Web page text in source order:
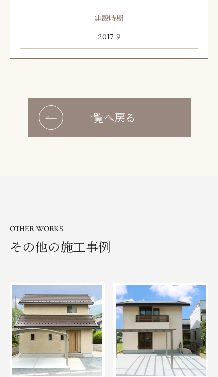
建設時期
2017.9
一覧へ戻る
OTHER WORKS
その他の施工事例